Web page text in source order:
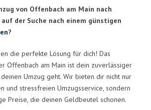
von Offenbach am Main nach
der Suche nach einem günstigen
?
die perfekte Lösung für dich! Das
Offenbach am Main ist dein zuverlässiger
Umzug geht. Wir bieten dir nicht nur
und stressfreien Umzugsservice, sondern
Preise, die deinen Geldbeutel schonen.